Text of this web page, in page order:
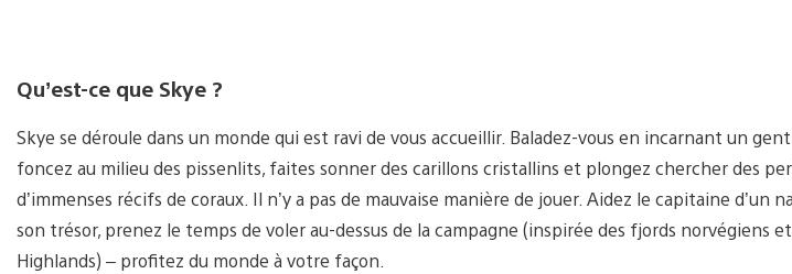
Qu’est-ce que Skye ?
Skye se déroule dans un monde qui est ravi de vous accueillir. Baladez-vous en incarnant un
foncez au milieu des pissenlits, faites sonner des carillons cristallins et plongez chercher des
d’immenses récifs de coraux. Il n’y a pas de mauvaise manière de jouer. Aidez le capitaine d’un
son trésor, prenez le temps de voler au-dessus de la campagne (inspirée des fjords norvégiens
Highlands) – profitez du monde à votre façon.